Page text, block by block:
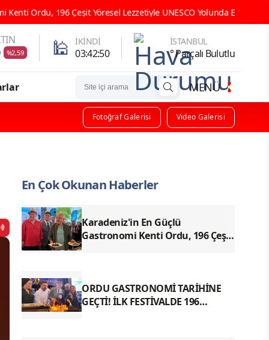
Lezzetiyle UNESCO Yolunda Emin Adımlarla İlerliyor
%2,59 🕌 İKINDI
03:42:48
İSTANBUL
° Parçalı Bulutlu
MENÜ
Fotoğraf Galerisi Video Galerisi
En Çok Okunan Haberler
Karadeniz'in En Güçlü
Gastronomi Kenti Ordu, 196 Çeşit
ORDU GASTRONOMİ TARİHİNE
GEÇTİ! İLK FESTİVALDE 196